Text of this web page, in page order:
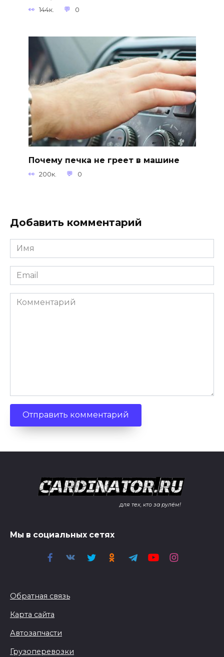
144к. 0
Почему печка не греет в машине
200к. 0
Добавить комментарий
Имя
*
Email
*
Комментарий
для тех, кто за рулём!
Мы в социальных сетях
Обратная связь
Карта сайта
Автозапчасти
Грузоперевозки